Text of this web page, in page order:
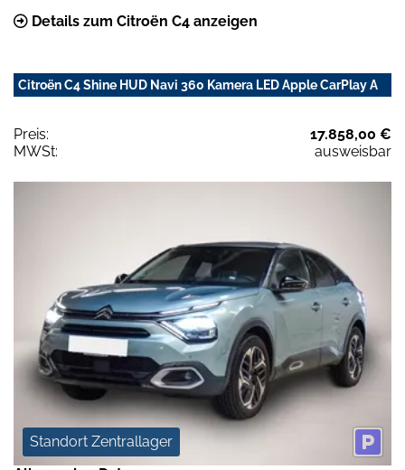
Details zum Citroën C4 anzeigen
Citroën C4 Shine HUD Navi 360 Kamera LED Apple CarPlay A
Preis:
17.858,00 €
MWSt:
ausweisbar
Standort Zentrallager